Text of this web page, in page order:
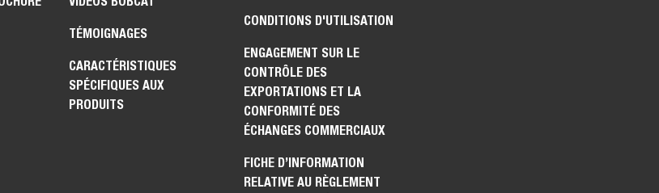
TÉMOIGNAGES
CARACTÉRISTIQUES
SPÉCIFIQUES AUX
PRODUITS
CONDITIONS D'UTILISATION
ENGAGEMENT SUR LE
CONTRÔLE DES
EXPORTATIONS ET LA
CONFORMITÉ DES
ÉCHANGES COMMERCIAUX
FICHE D’INFORMATION
RELATIVE AU RÈGLEMENT